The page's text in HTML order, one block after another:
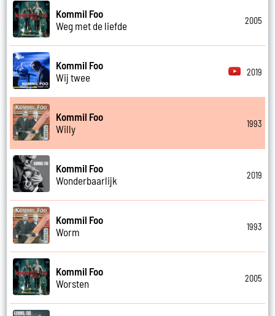
Kommil Foo
Weg met de liefde
2005
Kommil Foo
Wij twee
2019
Kommil Foo
Willy
1993
Kommil Foo
Wonderbaarlijk
2019
Kommil Foo
Worm
1993
Kommil Foo
Worsten
2005